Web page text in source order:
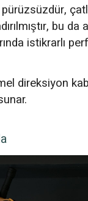
bu da
istikrarlı
direksiyon